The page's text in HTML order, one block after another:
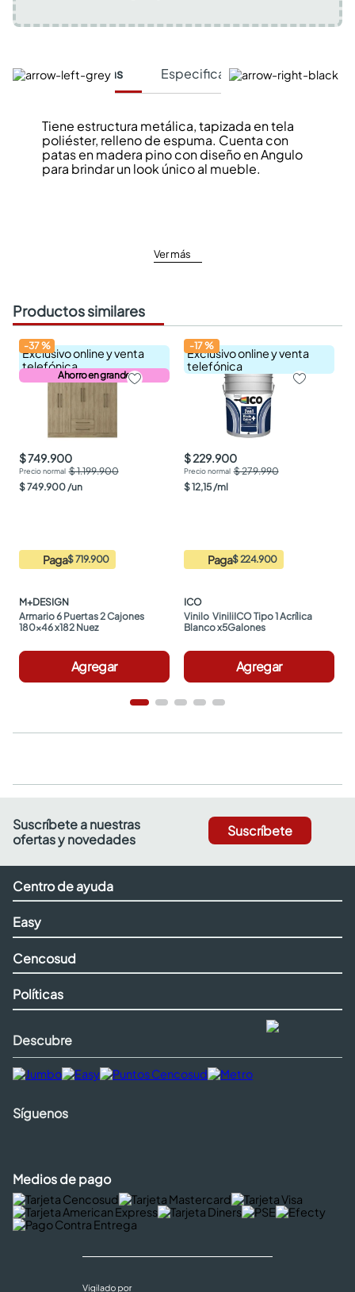
Características Especificaciones Técnicas
Tiene estructura metálica, tapizada en tela
poliéster, relleno de espuma. Cuenta con
patas en madera pino con diseño en Angulo
para brindar un look único al mueble.
Ver más
Productos similares
Exclusivo online y venta
telefónica
Ahorro en grande
-37%
$ 749.900
$ 1.199.900
$749.900 /un
Paga$ 719.900
M+DESIGN
Armario 6 Puertas 2 Cajones
180x46 x182 Nuez
Agregar
Exclusivo online y venta
telefónica
-17%
$ 229.900
$ 279.990
$12,15 /ml
Paga$ 224.900
ICO
Vinilo  ViniliICO Tipo 1 Acrílica
Blanco x5Galones
Agregar
Suscríbete a nuestras
ofertas y novedades
Suscríbete
Centro de ayuda
Easy
Cencosud
Políticas
Descubre
Síguenos
Medios de pago